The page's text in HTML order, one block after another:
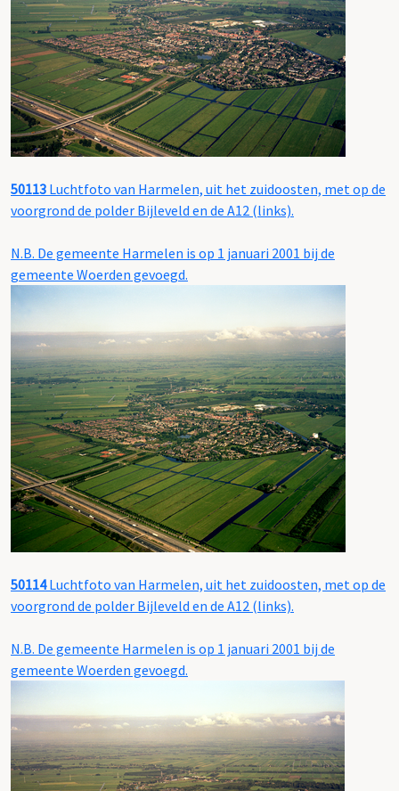
50113 Luchtfoto van Harmelen, uit het zuidoosten, met op de
voorgrond de polder Bijleveld en de A12 (links).
N.B. De gemeente Harmelen is op 1 januari 2001 bij de
gemeente Woerden gevoegd.
50114Luchtfoto van Harmelen, uit het zuidoosten, met op de
voorgrond de polder Bijleveld en de A12 (links).
N.B. De gemeente Harmelen is op 1 januari 2001 bij de
gemeente Woerden gevoegd.